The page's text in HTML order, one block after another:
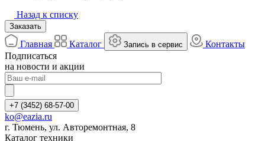
Назад к списку
Заказать
Главная Каталог Запись в сервис
Контакты
Подписаться
на новости и акции
+7 (3452) 68-57-00
ko@eazia.ru
г. Тюмень, ул. Авторемонтная, 8
Каталог техники